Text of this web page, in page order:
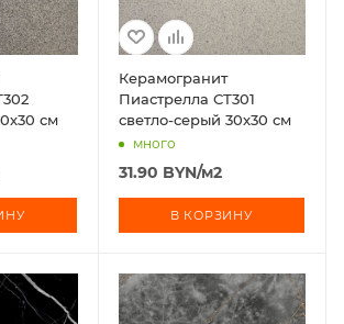
см
Керамогранит
Пиастрелла СТ301
светло-серый 30х30 см
много
31.90 BYN/м2
В КОРЗИНУ